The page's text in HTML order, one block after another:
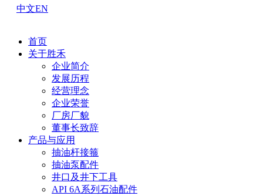
中文EN
首页
关于胜禾
企业简介
发展历程
经营理念
企业荣誉
厂房厂貌
董事长致辞
产品与应用
抽油杆接箍
抽油泵配件
井口及井下工具
API 6A系列石油配件